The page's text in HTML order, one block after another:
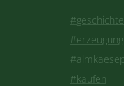
#geschichte
#erzeugung
#kaufen